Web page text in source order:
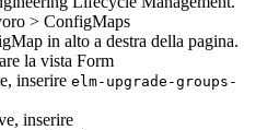
> ConfigMaps
in alto a destra della pagina.
la vista Form
, inserire elm-upgrade-groups-
, inserire